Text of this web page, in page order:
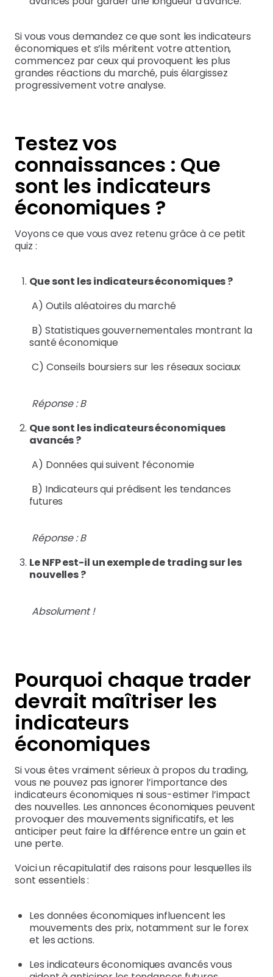
Si vous vous demandez ce que sont les indicateurs
économiques et s’ils méritent votre attention,
commencez par ceux qui provoquent les plus
grandes réactions du marché, puis élargissez
progressivement votre analyse.
Testez vos
connaissances : Que
sont les indicateurs
économiques ?
Voyons ce que vous avez retenu grâce à ce petit
quiz :
Que sont les indicateurs économiques ?
A) Outils aléatoires du marché
B) Statistiques gouvernementales montrant la
santé économique
C) Conseils boursiers sur les réseaux sociaux
Réponse : B
Que sont les indicateurs économiques
avancés ?
A) Données qui suivent l’économie
B) Indicateurs qui prédisent les tendances
futures
Réponse : B
Le NFP est-il un exemple de trading sur les
nouvelles ?
Absolument !
Pourquoi chaque trader
devrait maîtriser les
indicateurs
économiques
Si vous êtes vraiment sérieux à propos du trading,
vous ne pouvez pas ignorer l’importance des
indicateurs économiques ni sous-estimer l’impact
des nouvelles. Les annonces économiques peuvent
provoquer des mouvements significatifs, et les
anticiper peut faire la différence entre un gain et
une perte.
Voici un récapitulatif des raisons pour lesquelles ils
sont essentiels :
Les données économiques influencent les
mouvements des prix, notamment sur le forex
et les actions.
Les indicateurs économiques avancés vous